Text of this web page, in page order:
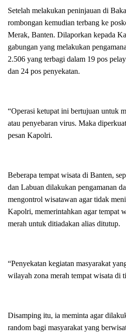
Setelah melakukan peninjauan di
rombongan kemudian terbang ke
Merak, Banten. Dilaporkan kepada
gabungan yang melakukan
2.506 yang terbagi dalam 19 pos
dan 24 pos penyekatan.
“Operasi ketupat ini bertujuan untuk
atau penyebaran virus. Maka
pesan Kapolri.
Beberapa tempat wisata di Banten,
dan Labuan dilakukan pengamanan
mengontrol wisatawan agar tidak
Kapolri, memerintahkan agar tempat
merah untuk ditiadakan alias ditutup.
“Penyekatan kegiatan masyarakat
wilayah zona merah tempat wisata di
Disamping itu, ia meminta agar
random bagi masyarakat yang